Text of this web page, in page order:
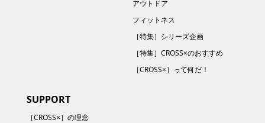
アウトドア
フィットネス
［特集］シリーズ企画
［特集］CROSS×のおすすめ
［CROSS×］って何だ！
SUPPORT
［CROSS×］の理念